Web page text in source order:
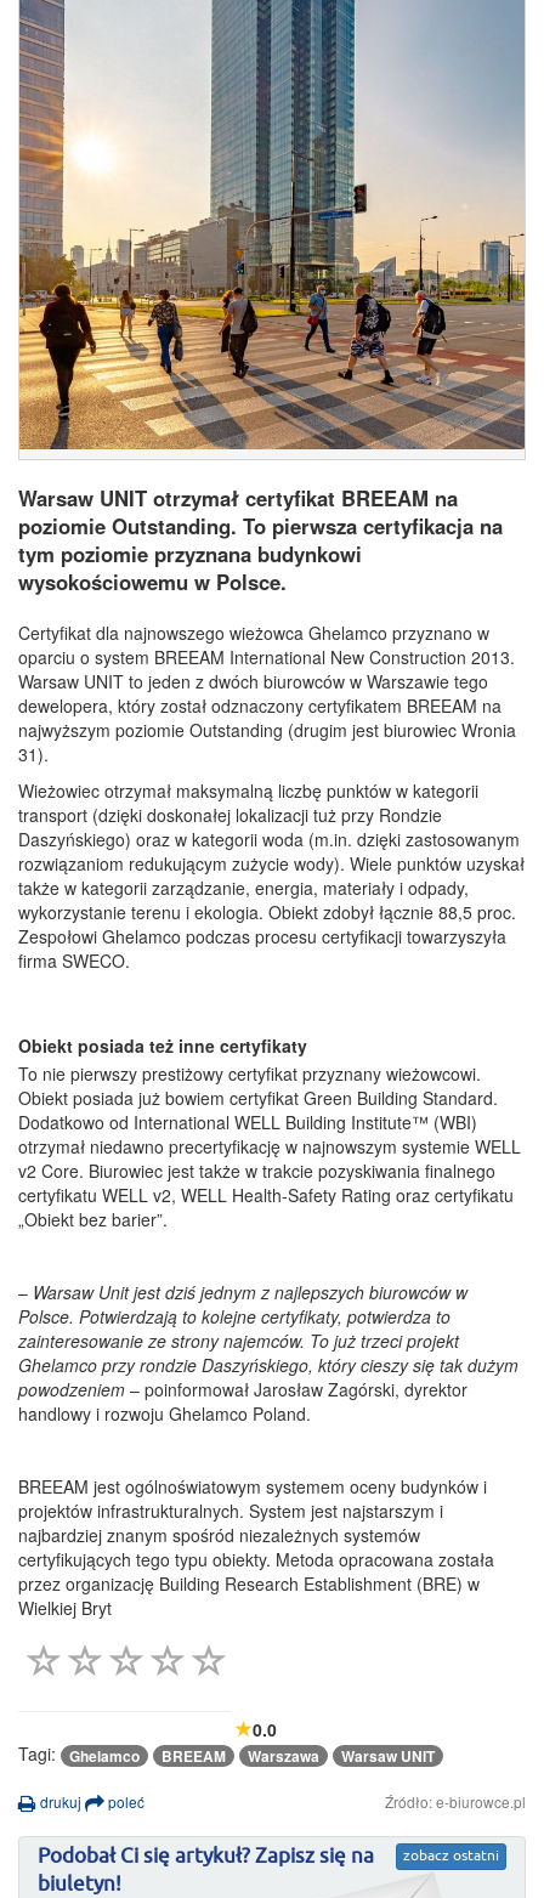
Warsaw UNIT otrzymał certyfikat BREEAM na
poziomie Outstanding. To pierwsza certyfikacja na
tym poziomie przyznana budynkowi
wysokościowemu w Polsce.
Certyfikat dla najnowszego wieżowca Ghelamco przyznano w
oparciu o system BREEAM International New Construction 2013.
Warsaw UNIT to jeden z dwóch biurowców w Warszawie tego
dewelopera, który został odznaczony certyfikatem BREEAM na
najwyższym poziomie Outstanding (drugim jest biurowiec Wronia
31).
Wieżowiec otrzymał maksymalną liczbę punktów w kategorii
transport (dzięki doskonałej lokalizacji tuż przy Rondzie
Daszyńskiego) oraz w kategorii woda (m.in. dzięki zastosowanym
rozwiązaniom redukującym zużycie wody). Wiele punktów uzyskał
także w kategorii zarządzanie, energia, materiały i odpady,
wykorzystanie terenu i ekologia. Obiekt zdobył łącznie 88,5 proc.
Zespołowi Ghelamco podczas procesu certyfikacji towarzyszyła
firma SWECO.
Obiekt posiada też inne certyfikaty
To nie pierwszy prestiżowy certyfikat przyznany wieżowcowi.
Obiekt posiada już bowiem certyfikat Green Building Standard.
Dodatkowo od International WELL Building Institute™ (WBI)
otrzymał niedawno precertyfikację w najnowszym systemie WELL
v2 Core. Biurowiec jest także w trakcie pozyskiwania finalnego
certyfikatu WELL v2, WELL Health-Safety Rating oraz certyfikatu
„Obiekt bez barier”.
– Warsaw Unit jest dziś jednym z najlepszych biurowców w
Polsce. Potwierdzają to kolejne certyfikaty, potwierdza to
zainteresowanie ze strony najemców. To już trzeci projekt
Ghelamco przy rondzie Daszyńskiego, który cieszy się tak dużym
powodzeniem – poinformował Jarosław Zagórski, dyrektor
handlowy i rozwoju Ghelamco Poland.
BREEAM jest ogólnoświatowym systemem oceny budynków i
projektów infrastrukturalnych. System jest najstarszym i
najbardziej znanym spośród niezależnych systemów
certyfikujących tego typu obiekty. Metoda opracowana została
przez organizację Building Research Establishment (BRE) w
Wielkiej Bryt
0.0
Tagi:
Ghelamco BREEAM Warszawa Warsaw UNIT
drukuj poleć Źródło: e-biurowce.pl
zobacz ostatni
Podobał Ci się artykuł? Zapisz się na
biuletyn!